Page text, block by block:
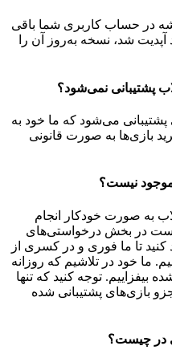
در حساب کاربری شما باقی
شد، نسخه به‌روز آن را
پشتیبانی نمی‌شود؟
پشتیبانی می‌شود که ما خود به
بازی‌ها به صورت قانونی
نیست؟
به صورت خودکار انجام
در بخش درخواستی‌های
کنید تا ما فوری و در کسری از
ما خود در تلاشیم که روزانه
بیفزاییم. توجه کنید که تنها
بازی‌های پشتیبانی شده
در چیست؟